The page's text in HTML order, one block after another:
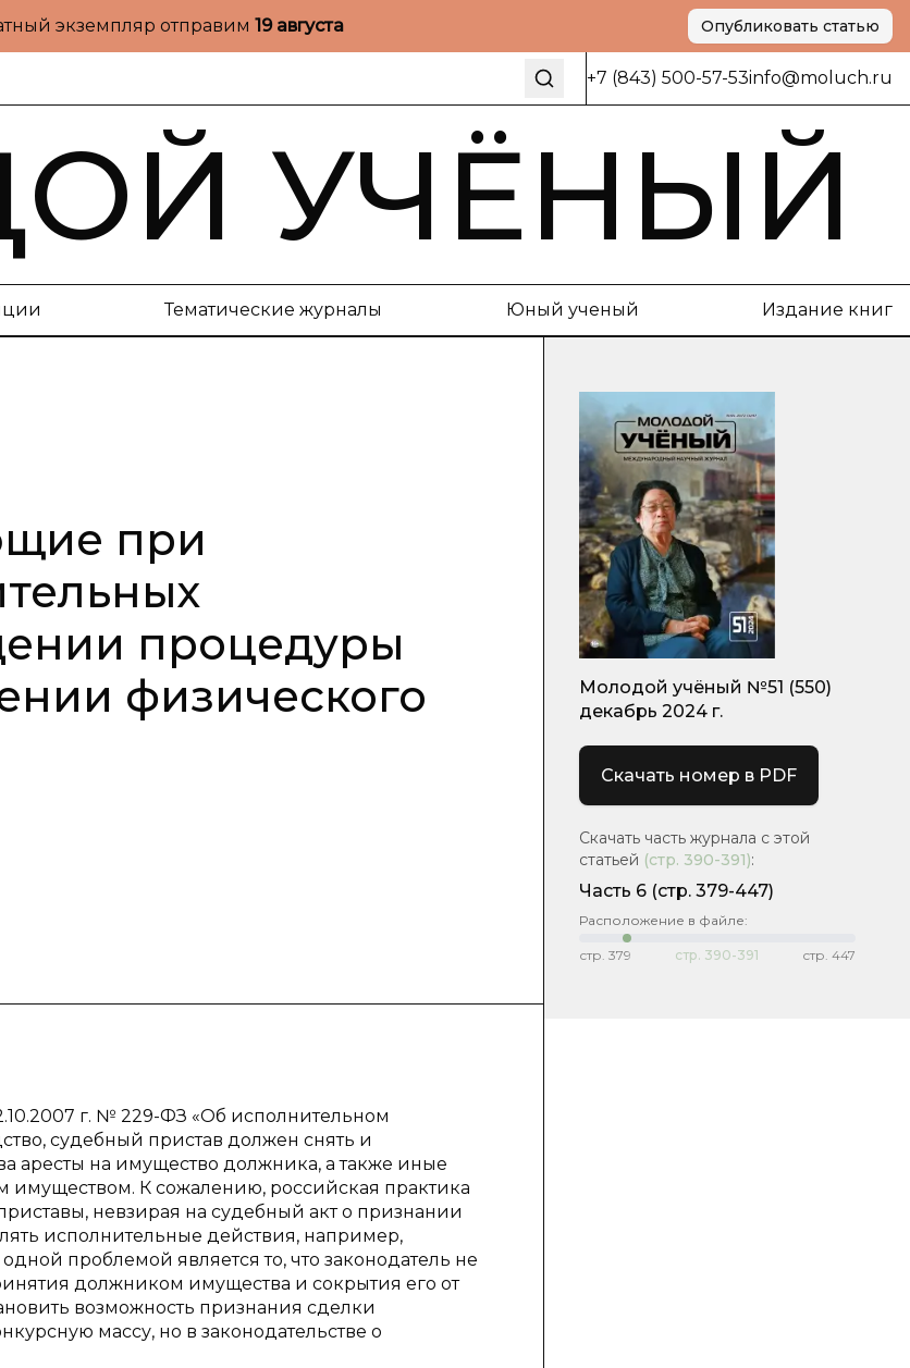
экземпляр отправим 19 августа Опубликовать статью
+7 (843) 500-57-53info@moluch.ru
УЧЁНЫЙ
Тематические журналы Юный ученый Издание книг
при
процедуры
физического
г. № 229-ФЗ «Об исполнительном
судебный пристав должен снять и
аресты на имущество должника, а также иные
имуществом. К сожалению, российская практика
невзирая на судебный акт о признании
исполнительные действия, например,
проблемой является то, что законодатель не
должником имущества и сокрытия его от
возможность признания сделки
массу, но в законодательстве о
Молодой учёный №51 (550)
декабрь 2024 г.
Скачать номер в PDF
Скачать часть журнала с этой
статьей (стр. 390-391):
Часть 6 (стр. 379-447)
Расположение в файле:
стр. 379 стр. 390-391 стр. 447